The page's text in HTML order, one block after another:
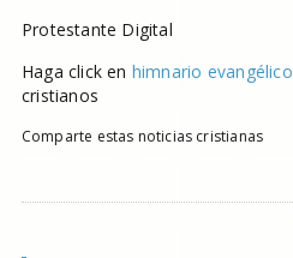
Protestante Digital
Haga click en himnario evangélico
cristianos
Comparte estas noticias cristianas